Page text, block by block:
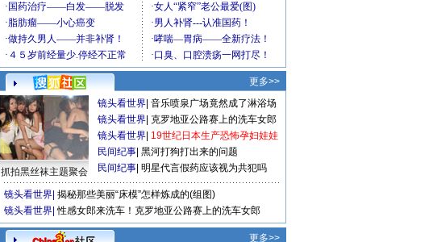
更多>>
抓拍黑丝袜主题聚会
镜头看世界 音乐喷泉广场竟然成了淋浴场
镜头看世界 克罗地亚公路赛上的洗车女郎
镜头看世界 19世纪日本生产恐怖孕妇娃娃
民间纪事 黑河打狗打出来的问题
民间纪事 明星代言假药应该视为共犯吗
镜头看世界 揭秘那些美丽“床模”怎样炼成的(组图)
镜头看世界 性感女郎来洗车！克罗地亚公路赛上的洗车女郎
更多>>